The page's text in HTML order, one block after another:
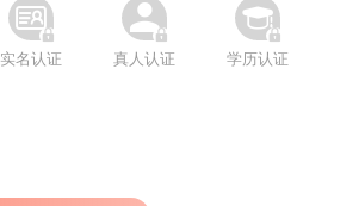


实名认证


真人认证


学历认证